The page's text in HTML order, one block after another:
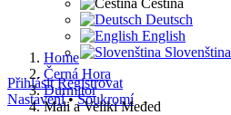
Deutsch
English
Slovenština
Přihlásit Registrovat
Nastavení• Soukromí
Home
Černá Hora
Durmitor
Mali a Veliki Međed